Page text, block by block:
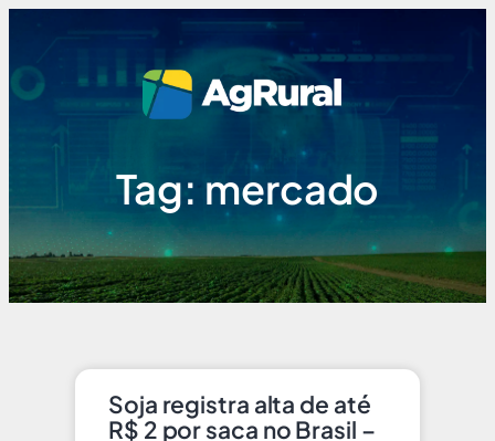
Tag: mercado
Soja registra alta de até
R$ 2 por saca no Brasil –